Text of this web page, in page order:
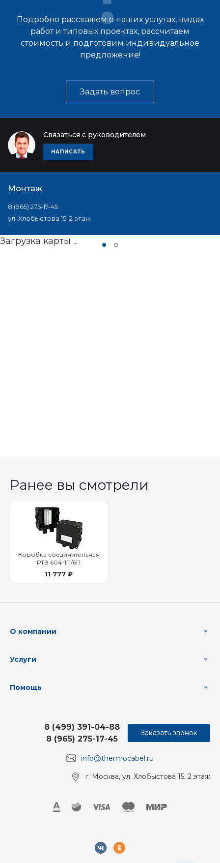
Подробно расскажем о наших услугах, видах
работ и типовых проектах, рассчитаем
стоимость и подготовим индивидуальное
предложение!
Задать вопрос
Связаться с руководителем
НАПИСАТЬ
Монтаж
8 (965) 275-17-45
ул. Хлобыстова 15, 2 этаж
Загрузка карты ...
Ранее вы смотрели
Коробка соединительная
РТВ 604-1П/6П
11 777 ₽
О компании
Услуги
Помощь
info@thermocabel.ru
8 (499) 391-04-88
8 (965) 275-17-45
г. Москва, ул. Хлобыстова 15, 2 этаж
Заказать звонок